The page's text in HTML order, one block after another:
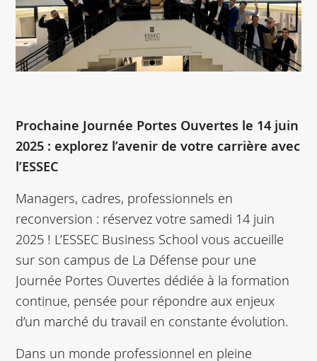
Prochaine Journée Portes Ouvertes le 14 juin
2025 : explorez l’avenir de votre carrière avec
l’ESSEC
Managers, cadres, professionnels en
reconversion : réservez votre samedi 14 juin
2025 ! L’ESSEC Business School vous accueille
sur son campus de La Défense pour une
Journée Portes Ouvertes dédiée à la formation
continue, pensée pour répondre aux enjeux
d’un marché du travail en constante évolution.
Dans un monde professionnel en pleine